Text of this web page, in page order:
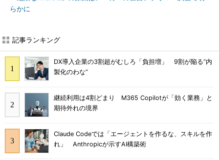
らかに
記事ランキング
DX導入企業の3割超がむしろ「負担増」 9割が陥る“内
製化のわな”
継続利用は4割どまり M365 Copilotが「効く業務」と
期待外れの境界
Claude Codeでは「エージェントを作るな、スキルを作
れ」 Anthropicが示すAI構築術